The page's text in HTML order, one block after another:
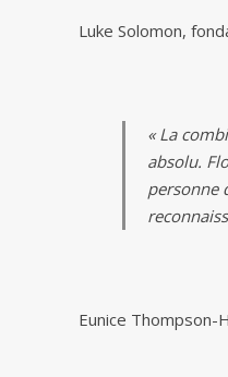
Luke Solomon,
« La
absolu.
personne
Eunice Thompson-